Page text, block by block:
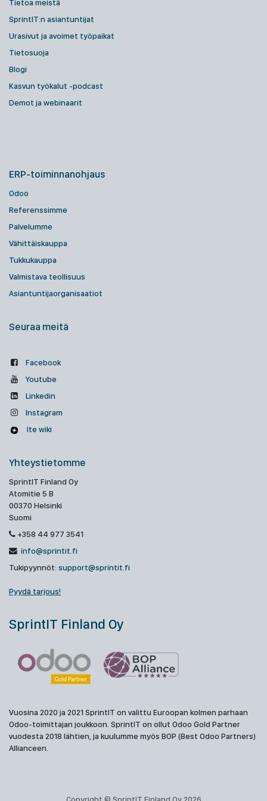
Tietoa meistä
SprintIT:n asiantuntijat
Urasivut ja avoimet työpaikat
Tietosuoja
Blogi
Kasvun työkalut -podcast
Demot ja webinaarit
ERP-toiminnanohjaus
Odoo
Referenssimme
Palvelumme
Vähittäiskauppa
Tukkukauppa
Valmistava teollisuus
Asiantuntijaorganisaatiot
Seuraa meitä
Facebook
Youtube
Linkedin
Instagram
Ite wiki
Yhteystietomme
SprintIT Finland Oy
Atomitie 5 B
00370 Helsinki
Suomi
+358 44 977 3541
info@sprintit.fi
Tukipyynnöt: support@sprintit.fi
Pyydä tarjous!
SprintIT Finland Oy
Vuosina 2020 ja 2021 SprintIT on valittu Euroopan kolmen parhaan
Odoo-toimittajan joukkoon. SprintIT on ollut Odoo Gold Partner
vuodesta 2018 lähtien, ja kuulumme myös BOP (Best Odoo Partners)
Allianceen.
Copyright © SprintIT Finland Oy 2026